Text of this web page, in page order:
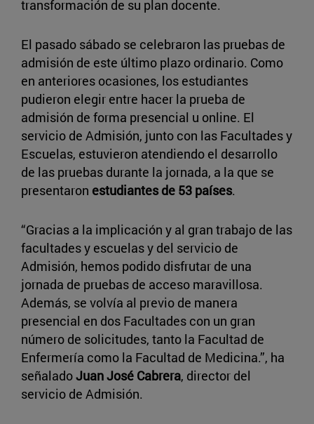
transformación de su plan docente.
El pasado sábado se celebraron las pruebas de
admisión de este último plazo ordinario. Como
en anteriores ocasiones, los estudiantes
pudieron elegir entre hacer la prueba de
admisión de forma presencial u online. El
servicio de Admisión, junto con las Facultades y
Escuelas, estuvieron atendiendo el desarrollo
de las pruebas durante la jornada, a la que se
presentaron estudiantes de 53 países.
“Gracias a la implicación y al gran trabajo de las
facultades y escuelas y del servicio de
Admisión, hemos podido disfrutar de una
jornada de pruebas de acceso maravillosa.
Además, se volvía al previo de manera
presencial en dos Facultades con un gran
número de solicitudes, tanto la Facultad de
Enfermería como la Facultad de Medicina.”, ha
señaladoJuan José Cabrera, director del
servicio de Admisión.